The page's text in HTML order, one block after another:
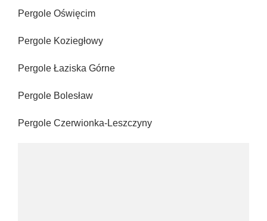
Pergole Oświęcim
Pergole Koziegłowy
Pergole Łaziska Górne
Pergole Bolesław
Pergole Czerwionka-Leszczyny